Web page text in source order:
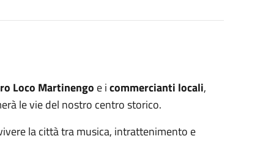
Loco Martinengo e icommercianti locali,
le vie del nostro centro storico.
la città tra musica, intrattenimento e